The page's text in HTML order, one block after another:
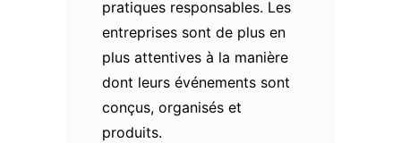
pratiques responsables. Les
entreprises sont de plus en
plus attentives à la manière
dont leurs événements sont
conçus, organisés et
produits.